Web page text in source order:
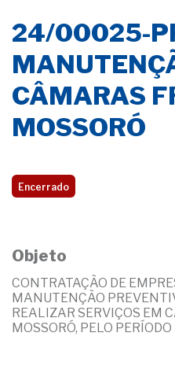
24/00025-
CÂMARAS
MOSSORÓ
Encerrado
Objeto
CONTRATAÇÃO DE
MANUTENÇÃO
REALIZAR SERVIÇOS EM
MOSSORÓ, PELO PERÍODO